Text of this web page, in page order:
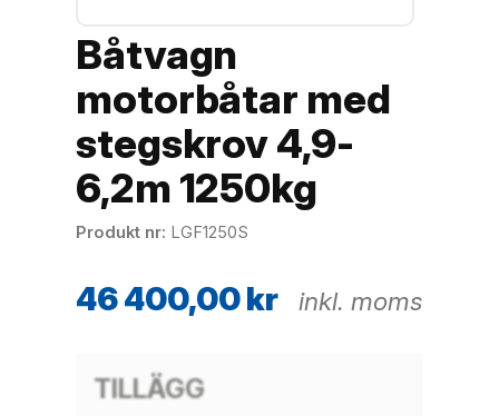
Båtvagn
motorbåtar med
stegskrov 4,9-
6,2m 1250kg
Produkt nr LGF1250S
46 400,00kr inkl. moms
TILLÄGG